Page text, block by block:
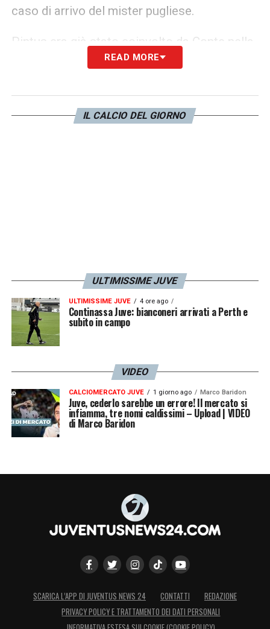
caso di arrivo del mister pugliese.
Pintus era già stato coinvolto da Conte nella
sua esperienza all’Intere rappresenterebbe
essendo ritenuto il re dei preparatori atletici.
A riportare l’indiscrezione sul possibile
READ MORE
IL CALCIO DEL GIORNO
ULTIMISSIME JUVE
ULTIMISSIME JUVE 4 ore ago
Continassa Juve: bianconeri arrivati a Perth e
subito in campo
VIDEO
CALCIOMERCATO JUVE 1 giorno ago Marco Baridon
Juve, cederlo sarebbe un errore! Il mercato si
infiamma, tre nomi caldissimi – Upload | VIDEO
di Marco Baridon
SCARICA L’APP DI JUVENTUS NEWS 24 CONTATTI
REDAZIONE
PRIVACY POLICY E TRATTAMENTO DEI DATI PERSONALI